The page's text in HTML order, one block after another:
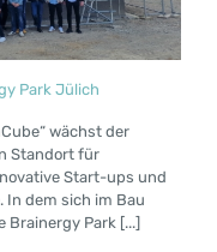
Park Jülich
wächst der
Standort für
Start-ups und
dem sich im Bau
Park [...]